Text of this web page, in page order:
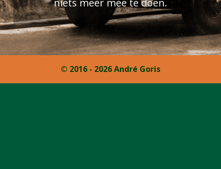
niets meer mee te doen.
© 2016 - 2026 André Goris